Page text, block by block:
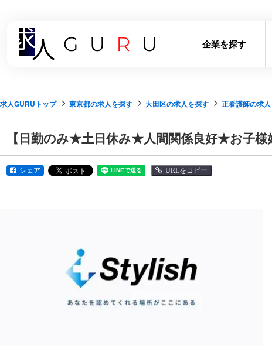
企業を探す
求人GURUトップ 東京都の求人を探す 大田区の求人を探す 正看護師の求
【日勤のみ★土日休み★人間関係良好★お子
シェア URLをコピー